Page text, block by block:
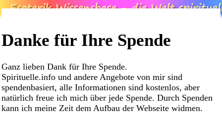
Danke für Ihre Spende
Ganz lieben Dank für Ihre Spende.
Spirituelle.info und andere Angebote von mir sind
spendenbasiert, alle Informationen sind kostenlos, aber
natürlich freue ich mich über jede Spende. Durch Spenden
kann ich meine Zeit dem Aufbau der Webseite widmen.